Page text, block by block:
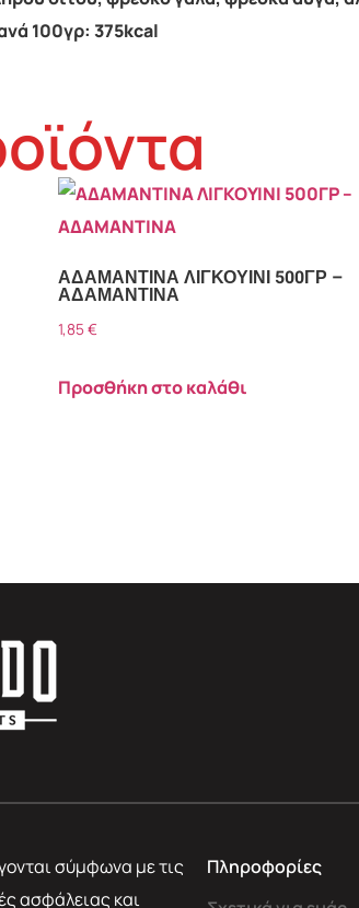
100γρ: 375kcal
ΑΔΑΜΑΝΤΙΝΑ ΛΙΓΚΟΥΙΝΙ 500ΓΡ –
ΑΔΑΜΑΝΤΙΝΑ
1,85€
Προσθήκη στο καλάθι
σύμφωνα με τις
ασφάλειας και
Πληροφορίες